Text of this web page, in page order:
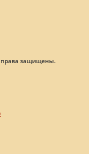
права защищены.